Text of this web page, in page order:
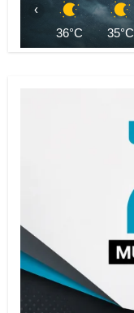
36°C 35°C
‹